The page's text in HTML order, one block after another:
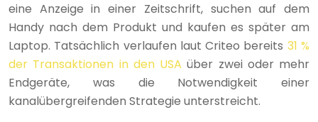
eine Anzeige in einer Zeitschrift, suchen auf dem
Handy nach dem Produkt und kaufen es später am
Laptop. Tatsächlich verlaufen laut Criteo bereits 31 %
der Transaktionen in den USA über zwei oder mehr
Endgeräte, was die Notwendigkeit einer
kanalübergreifenden Strategie unterstreicht.